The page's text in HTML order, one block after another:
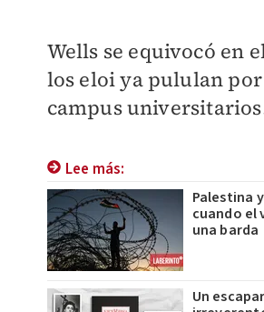
Wells se equivocó en
los eloi ya pululan
campus
Lee más:
Palestina
cuando el
una barda
Un